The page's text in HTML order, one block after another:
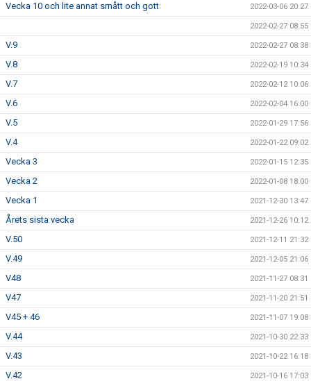
Vecka 10 och lite annat smått och gott 2022-03-06 20:27
2022-02-27 08:55
V.9 2022-02-27 08:38
V.8 2022-02-19 10:34
V.7 2022-02-12 10:06
V.6 2022-02-04 16:00
V.5 2022-01-29 17:56
V.4 2022-01-22 09:02
Vecka 3 2022-01-15 12:35
Vecka 2 2022-01-08 18:00
Vecka 1 2021-12-30 13:47
Årets sista vecka 2021-12-26 10:12
V.50 2021-12-11 21:32
V.49 2021-12-05 21:06
V48 2021-11-27 08:31
V47 2021-11-20 21:51
V45 + 46 2021-11-07 19:08
V.44 2021-10-30 22:33
V.43 2021-10-22 16:18
V.42 2021-10-16 17:03